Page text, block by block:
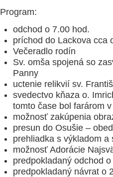
Program:
odchod o 7.00 hod.
príchod do Lackova cca
Večeradlo rodín
Sv. omša spojená so
Panny
uctenie relikvií sv.
svedectvo kňaza o.
tomto čase bol farárom
možnosť zakúpenia
presun do Osušie –
prehliadka s výkladom
možnosť Adorácie
predpokladaný odchod
predpokladaný návrat o